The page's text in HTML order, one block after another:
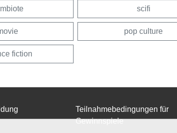
scifi
pop culture
fiction
Teilnahmebedingungen für
Gewinnspiele